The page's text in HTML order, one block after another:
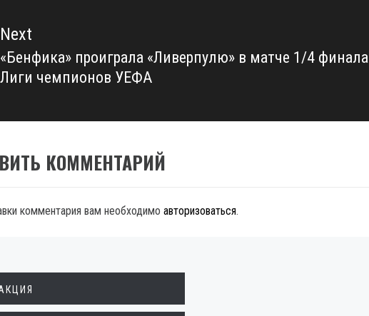
Next
Next
post:
«Бенфика» проиграла «Ливерпулю» в матче 1/4 финала
Лиги чемпионов УЕФА
КОММЕНТАРИЙ
комментария вам необходимо авторизоваться.